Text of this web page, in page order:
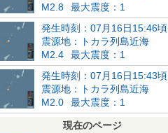
M2.8
最大震度：1
発生時刻：07月16日15:46頃
震源地：トカラ列島近海
M2.4
最大震度：1
発生時刻：07月16日15:43頃
震源地：トカラ列島近海
M2.0
最大震度：1
現在のページ